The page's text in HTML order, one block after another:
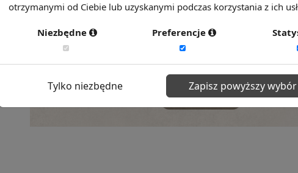
otrzymanymi od Ciebie lub uzyskanymi podczas korzystania z ich
Niezbędne Preferencje
Tylko niezbędne Zapisz powyższy wybór